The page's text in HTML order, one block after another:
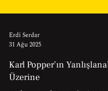
Erdi Serdar
31 Ağu 2025